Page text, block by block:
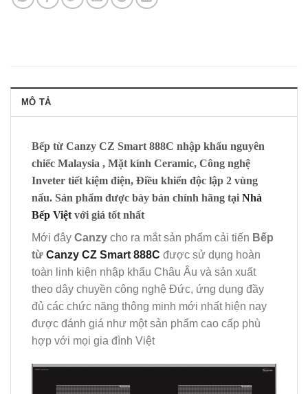
MÔ TẢ
Bếp từ Canzy CZ Smart 888C nhập khẩu nguyên
chiếc Malaysia , Mặt kính Ceramic, Công nghệ
Inveter tiết kiệm điện, Điều khiển độc lập 2 vùng
nấu. Sản phẩm được bày bán chính hãng tại Nhà
Bếp Việt với giá tốt nhất
Mới đây Canzy cho ra mắt sản phẩm cải tiến Bếp
từ Canzy CZ Smart 888C được sử dụng hoàn
toàn linh kiện nhập khẩu Châu Âu và sản xuất
theo dây chuyền công nghệ Đức, ứng dụng đầy
đủ các chức năng thông minh mới nhất hiện nay
được đánh giá như một sản phẩm cao cấp phù
hợp với mọi gia đình Việt